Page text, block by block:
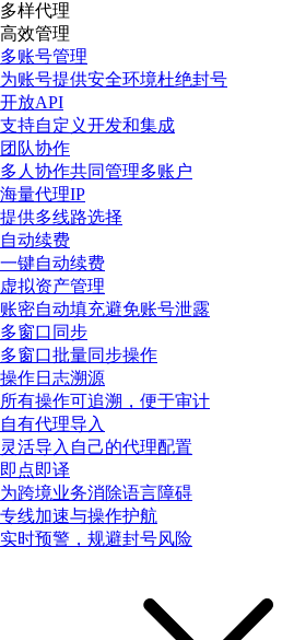
多样代理
高效管理
多账号管理
为账号提供安全环境杜绝封号
开放API
支持自定义开发和集成
团队协作
多人协作共同管理多账户
海量代理IP
提供多线路选择
自动续费
一键自动续费
虚拟资产管理
账密自动填充避免账号泄露
多窗口同步
多窗口批量同步操作
操作日志溯源
所有操作可追溯，便于审计
自有代理导入
灵活导入自己的代理配置
即点即译
为跨境业务消除语言障碍
专线加速与操作护航
实时预警，规避封号风险